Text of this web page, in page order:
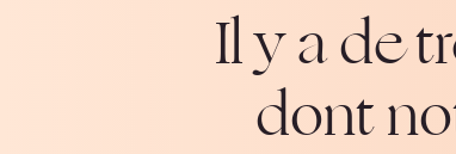
Il y a de
dont